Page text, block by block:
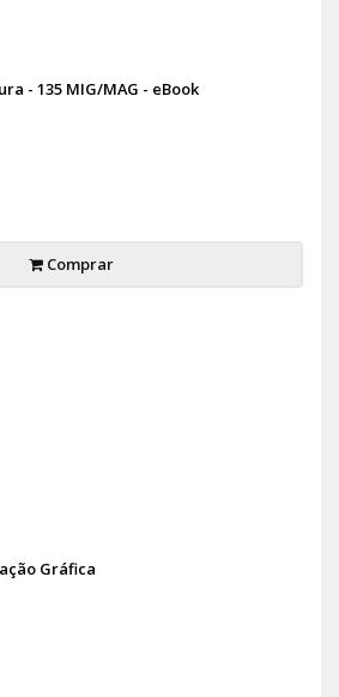
- 135 MIG/MAG - eBook
Comprar
Gráfica